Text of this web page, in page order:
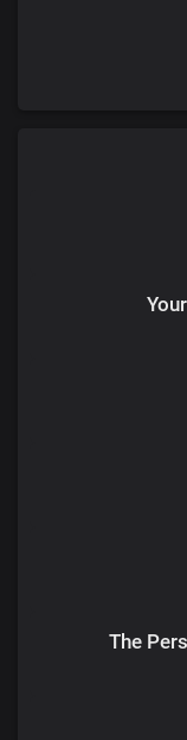
The